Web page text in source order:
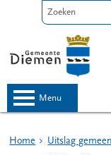
menu
Home
Uitslag